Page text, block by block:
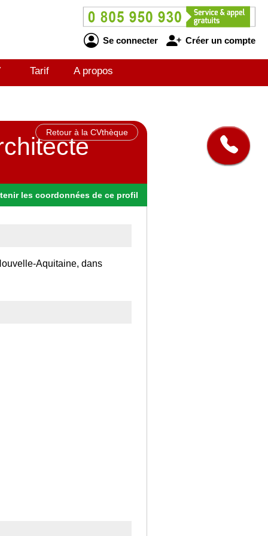
Se connecter Créer un compte
Tarif A propos
Retour à la CVthèque
les coordonnées de ce profil
Aquitaine, dans